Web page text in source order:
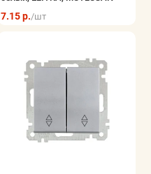
7.15 р./шт